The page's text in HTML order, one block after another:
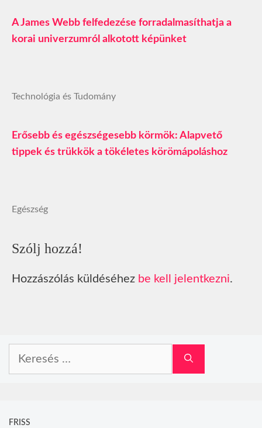
A James Webb felfedezése forradalmasíthatja a
korai univerzumról alkotott képünket
Technológia és Tudomány
Erősebb és egészségesebb körmök: Alapvető
tippek és trükkök a tökéletes körömápoláshoz
Egészség
Szólj hozzá!
Hozzászólás küldéséhez be kell jelentkezni.
FRISS